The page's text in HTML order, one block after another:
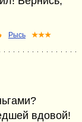
Рысь ★★★
вдовой!